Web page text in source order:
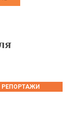
РЕПОРТАЖИ